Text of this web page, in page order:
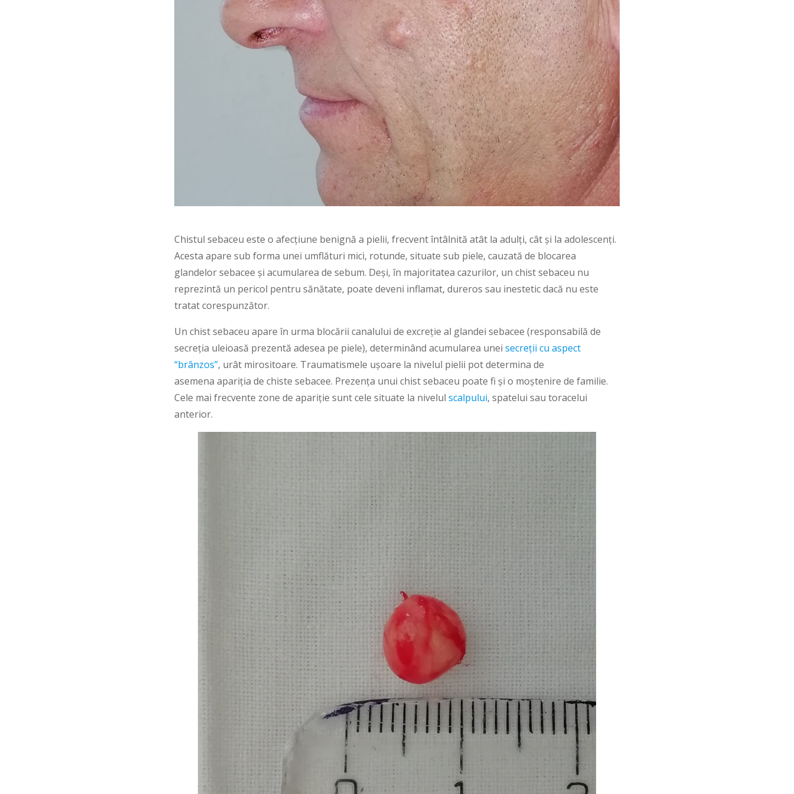
Chistul sebaceu este o afecțiune benignă a pielii, frecvent întâlnită atât la adulți, cât și la adolescenți.
Acesta apare sub forma unei umflături mici, rotunde, situate sub piele, cauzată de blocarea
glandelor sebacee și acumularea de sebum. Deși, în majoritatea cazurilor, un chist sebaceu nu
reprezintă un pericol pentru sănătate, poate deveni inflamat, dureros sau inestetic dacă nu este
tratat corespunzător.
Un chist sebaceu apare în urma blocării canalului de excreție al glandei sebacee (responsabilă de
secreția uleioasă prezentă adesea pe piele), determinând acumularea unei secreții cu aspect
“brânzos”, urât mirositoare. Traumatismele ușoare la nivelul pielii pot determina de
asemena apariția de chiste sebacee. Prezența unui chist sebaceu poate fi și o moștenire de familie.
Cele mai frecvente zone de apariție sunt cele situate la nivelul scalpului, spatelui sau toracelui
anterior.